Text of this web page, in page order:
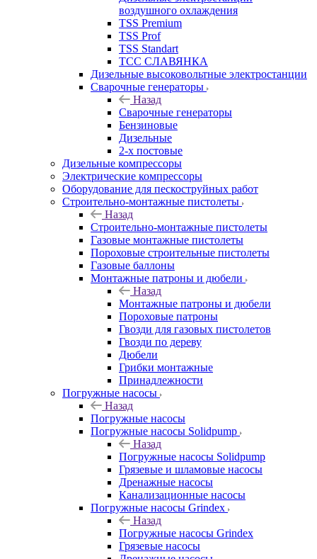
воздушного охлаждения
TSS Premium
TSS Prof
TSS Standart
ТСС СЛАВЯНКА
Дизельные высоковольтные электростанции
Сварочные генераторы
Назад
Сварочные генераторы
Бензиновые
Дизельные
2-х постовые
Дизельные компрессоры
Электрические компрессоры
Оборудование для пескоструйных работ
Строительно-монтажные пистолеты
Назад
Строительно-монтажные пистолеты
Газовые монтажные пистолеты
Пороховые строительные пистолеты
Газовые баллоны
Монтажные патроны и дюбели
Назад
Монтажные патроны и дюбели
Пороховые патроны
Гвозди для газовых пистолетов
Гвозди по дереву
Дюбели
Грибки монтажные
Принадлежности
Погружные насосы
Назад
Погружные насосы
Погружные насосы Solidpump
Назад
Погружные насосы Solidpump
Грязевые и шламовые насосы
Дренажные насосы
Канализационные насосы
Погружные насосы Grindex
Назад
Погружные насосы Grindex
Грязевые насосы